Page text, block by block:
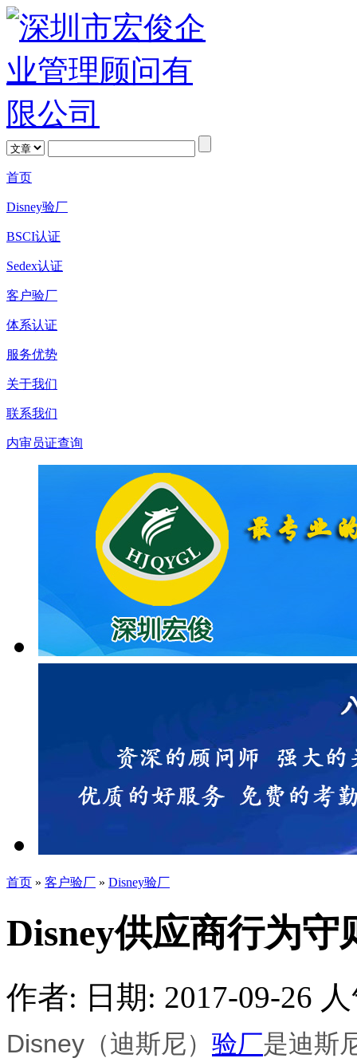
首页
Disney验厂
BSCI认证
Sedex认证
客户验厂
体系认证
服务优势
关于我们
联系我们
内审员证查询
首页 » 客户验厂 » Disney验厂
Disney供应商行为守
作者: 日期: 2017-09-26
Disney（迪斯尼） 验厂是迪斯